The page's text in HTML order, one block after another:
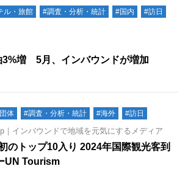
ル・旅館 #調査・分析・統計 #国内
#訪日
3%増 5月、インバウンドが増加
体 #調査・分析・統計 #海外 #訪日
｜インバウンドで地域を元気にするメディア
のトップ10入り 2024年国際観光客到
UN Tourism